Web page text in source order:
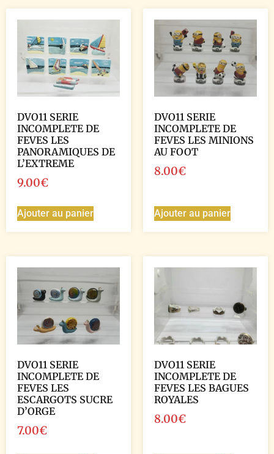
DVO11 SERIE
INCOMPLETE DE
FEVES LES
PANORAMIQUES DE
L’EXTREME
9.00€
Ajouter au panier
DVO11 SERIE
INCOMPLETE DE
FEVES LES MINIONS
AU FOOT
8.00€
Ajouter au panier
DVO11 SERIE
INCOMPLETE DE
FEVES LES
ESCARGOTS SUCRE
D’ORGE
7.00€
DVO11 SERIE
INCOMPLETE DE
FEVES LES BAGUES
ROYALES
8.00€